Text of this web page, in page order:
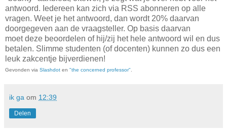
antwoord. Iedereen kan zich via RSS abonneren op alle
vragen. Weet je het antwoord, dan wordt 20% daarvan
doorgegeven aan de vraagsteller. Op basis daarvan
moet deze beoordelen of hij/zij het hele antwoord wil en dus
betalen. Slimme studenten (of docenten) kunnen zo dus een
leuk zakcentje bijverdienen!
Gevonden via Slashdot en "the concerned professor"
ik ga om 12:39
Delen